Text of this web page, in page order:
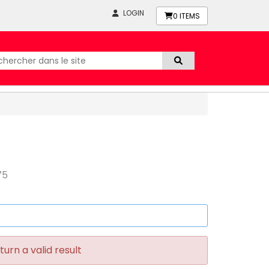
LOGIN 0 ITEMS
a valid result